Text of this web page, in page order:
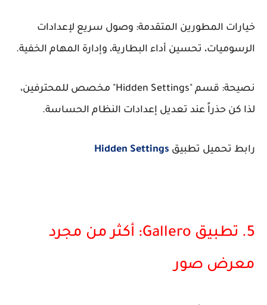
خيارات المطورين المتقدمة: وصول سريع لإعدادات
الرسوميات، تحسين أداء البطارية، وإدارة المهام الخفية.
نصيحة: قسم "Hidden Settings" مخصص للمحترفين،
لذا كن حذراً عند تعديل إعدادات النظام الحساسة.
رابط تحميل تطبيق Hidden Settings
5. تطبيق Gallero: أكثر من مجرد
معرض صور